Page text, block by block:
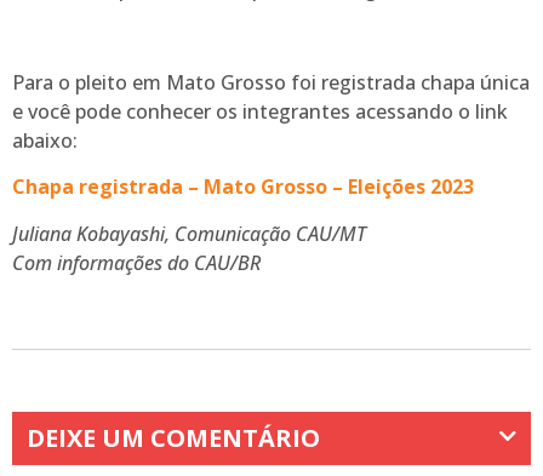
Para o pleito em Mato Grosso foi registrada chapa única
e você pode conhecer os integrantes acessando o link
abaixo:
Chapa registrada – Mato Grosso – Eleições 2023
Juliana Kobayashi, Comunicação CAU/MT
Com informações do CAU/BR
DEIXE UM COMENTÁRIO